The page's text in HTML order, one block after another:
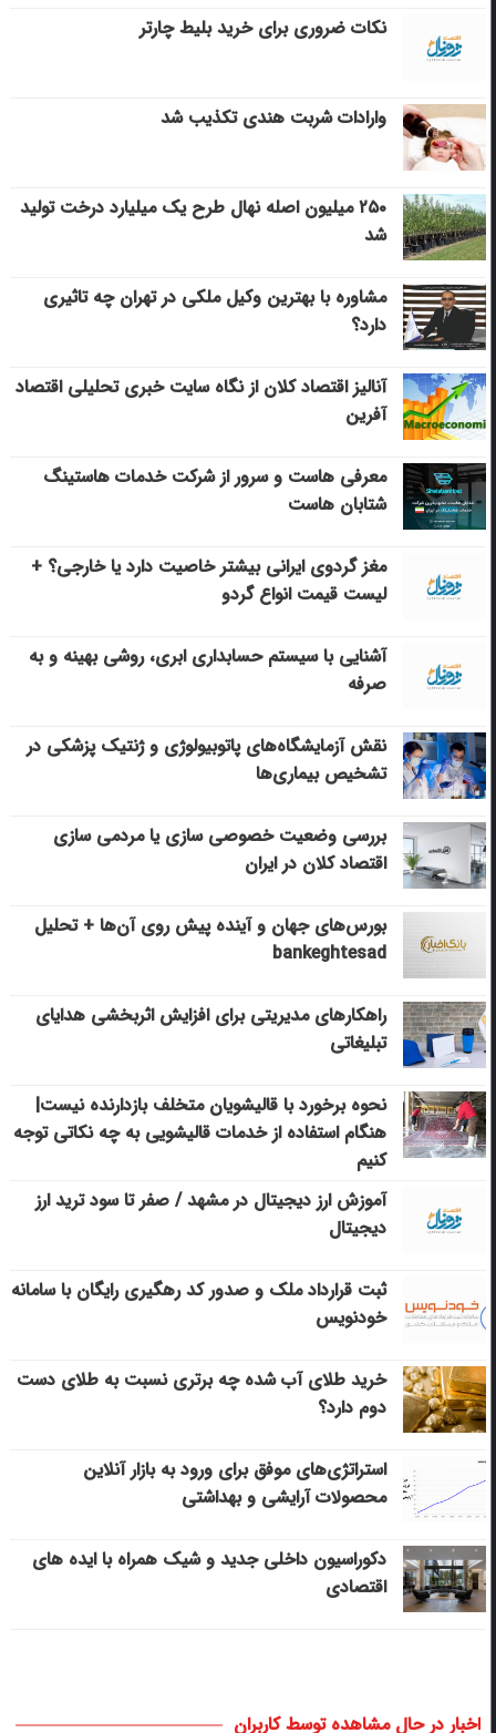
نکات ضروری برای خرید بلیط چارتر
وارادات شربت هندی تکذیب شد
۲۵۰ میلیون اصله نهال طرح یک میلیارد درخت تولید
شد
مشاوره با بهترین وکیل ملکی در تهران چه تاثیری
دارد؟
آنالیز اقتصاد کلان از نگاه سایت خبری تحلیلی اقتصاد
آفرین
معرفی هاست و سرور از شرکت خدمات هاستینگ
شتابان هاست
مغز گردوی ایرانی بیشتر خاصیت دارد یا خارجی؟ +
لیست قیمت انواع گردو
آشنایی با سیستم حسابداری ابری، روشی بهینه و به
صرفه
نقش آزمایشگاه‌های پاتوبیولوژی و ژنتیک پزشکی در
تشخیص بیماری‌ها
بررسی وضعیت خصوصی سازی یا مردمی سازی
اقتصاد کلان در ایران
بورس‌های جهان و آینده پیش روی آن‌ها + تحلیل
bankeghtesad
راهکارهای مدیریتی برای افزایش اثربخشی هدایای
تبلیغاتی
نحوه برخورد با قالیشویان متخلف بازدارنده نیست|
هنگام استفاده از خدمات قالیشویی به چه نکاتی توجه
کنیم
آموزش ارز دیجیتال در مشهد / صفر تا سود ترید ارز
دیجیتال
ثبت قرارداد ملک و صدور کد رهگیری رایگان با سامانه
خودنویس
خرید طلای آب شده چه برتری نسبت به طلای دست
دوم دارد؟
استراتژی‌های موفق برای ورود به بازار آنلاین
محصولات آرایشی و بهداشتی
دکوراسیون داخلی جدید و شیک همراه با ایده های
اقتصادی
اخبار در حال مشاهده توسط کاربران